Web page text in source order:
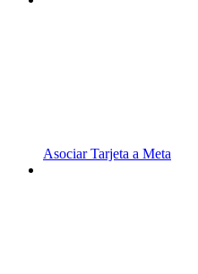
Asociar Tarjeta a Meta